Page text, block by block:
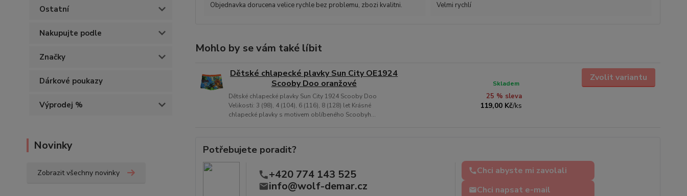
Ostatní
Nakupujte podle
Značky
Dárkové poukazy
Výprodej %
Novinky
Zobrazit všechny novinky
Objednavka dorucena velice rychle bez problemu, zbozi kvalitni. Velmi rychlí
Mohlo by se vám také líbit
Dětské chlapecké plavky Sun City OE1924
Scooby Doo oranžové
Dětské chlapecké plavky Sun City 1924 Scooby Doo
Velikosti: 3 (98), 4 (104), 6 (116), 8 (128) let Krásné
chlapecké plavky s motivem oblíbeného Scoobyh...
25 % sleva
119,00 Kč/ks
Skladem
Zvolit variantu
Potřebujete poradit?
+420 774 143 525
info@wolf-demar.cz
Chci abyste mi zavolali
Chci napsat e-mail